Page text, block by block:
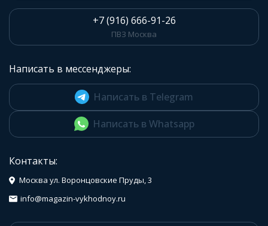
+7 (916) 666-91-26
ПВЗ Москва
Написать в мессенджеры:
Написать в Telegram
Написать в Whatsapp
Контакты:
Москва ул. Воронцовские Пруды, 3
info@magazin-vykhodnoy.ru